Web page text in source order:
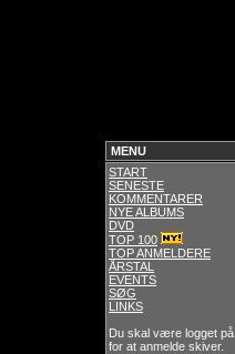
MENU
START
SENESTE
KOMMENTARER
NYE ALBUMS
DVD
TOP 100
TOP ANMELDERE
ÅRSTAL
EVENTS
SØG
LINKS
Du skal være logget på
for at anmelde skiver.